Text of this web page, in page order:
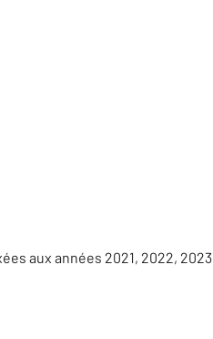
aux années 2021, 2022, 2023